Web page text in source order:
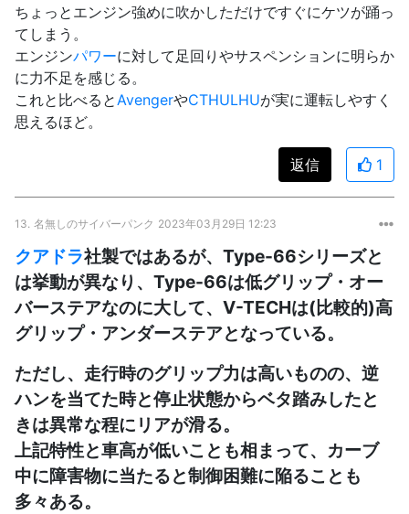
ちょっとエンジン強めに吹かしただけですぐにケツが踊っ
てしまう。
エンジンパワーに対して足回りやサスペンションに明らか
に力不足を感じる。
これと比べると AvengerやCTHULHUが実に運転しやすく
思えるほど。
返信 1
13. 名無しのサイバーパンク 2023年03月29日 12:23
クアドラ社製ではあるが、Type-66シリーズと
は挙動が異なり、Type-66は低グリップ・オー
バーステアなのに大して、V-TECHは(比較的)高
グリップ・アンダーステアとなっている。
ただし、走行時のグリップ力は高いものの、逆
ハンを当てた時と停止状態からベタ踏みしたと
きは異常な程にリアが滑る。
上記特性と車高が低いことも相まって、カーブ
中に障害物に当たると制御困難に陥ることも
多々ある。